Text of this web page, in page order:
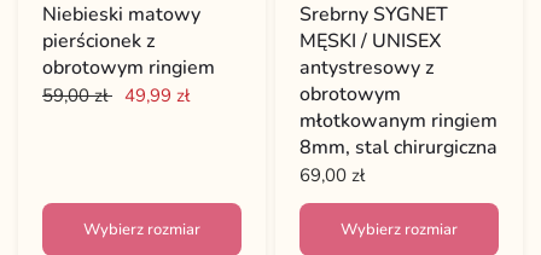
Niebieski matowy
pierścionek z
obrotowym ringiem
59,00 zł 49,99 zł
Wybierz rozmiar
Srebrny SYGNET
MĘSKI / UNISEX
antystresowy z
obrotowym
młotkowanym ringiem
8mm, stal chirurgiczna
69,00 zł
Wybierz rozmiar